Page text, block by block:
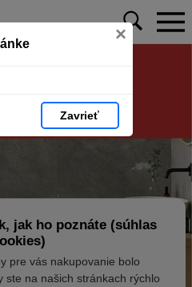
×
Zavrieť
jak ho poznáte (súhlas
pre vás nakupovanie bolo
ste na našich stránkach rýchlo